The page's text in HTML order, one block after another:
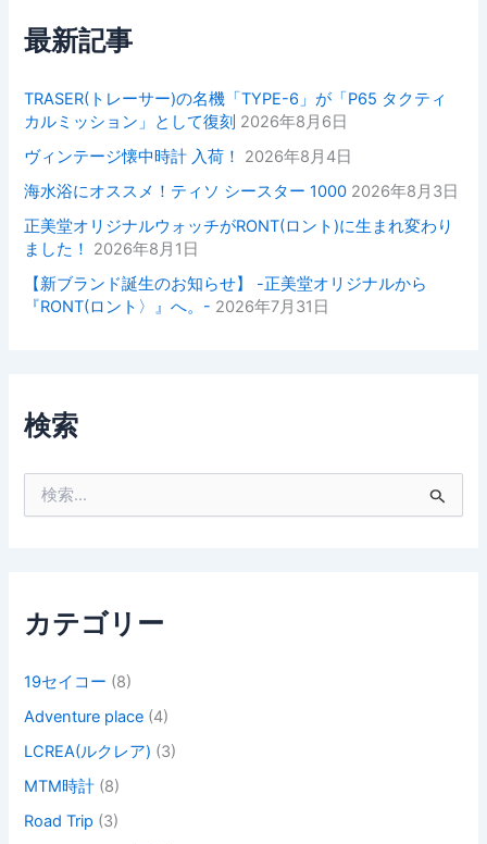
最新記事
TRASER(トレーサー)の名機「TYPE-6」が「P65 タクティ
カルミッション」として復刻 2026年8月6日
ヴィンテージ懐中時計 入荷！
2026年8月4日
海水浴にオススメ！ティソ シースター 1000 2026年8月3日
正美堂オリジナルウォッチがRONT(ロント)に生まれ変わり
ました！
2026年8月1日
【新ブランド誕生のお知らせ】 -正美堂オリジナルから
『RONT(ロント〉』へ。- 2026年7月31日
検索
カテゴリー
19セイコー (8)
Adventure place (4)
LCREA(ルクレア) (3)
MTM時計 (8)
Road Trip (3)